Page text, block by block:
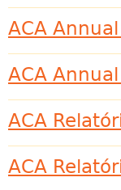
ACA
ACA
ACA
ACA